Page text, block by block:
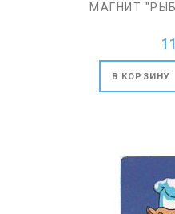
МАГНИТ
В КОРЗИНУ